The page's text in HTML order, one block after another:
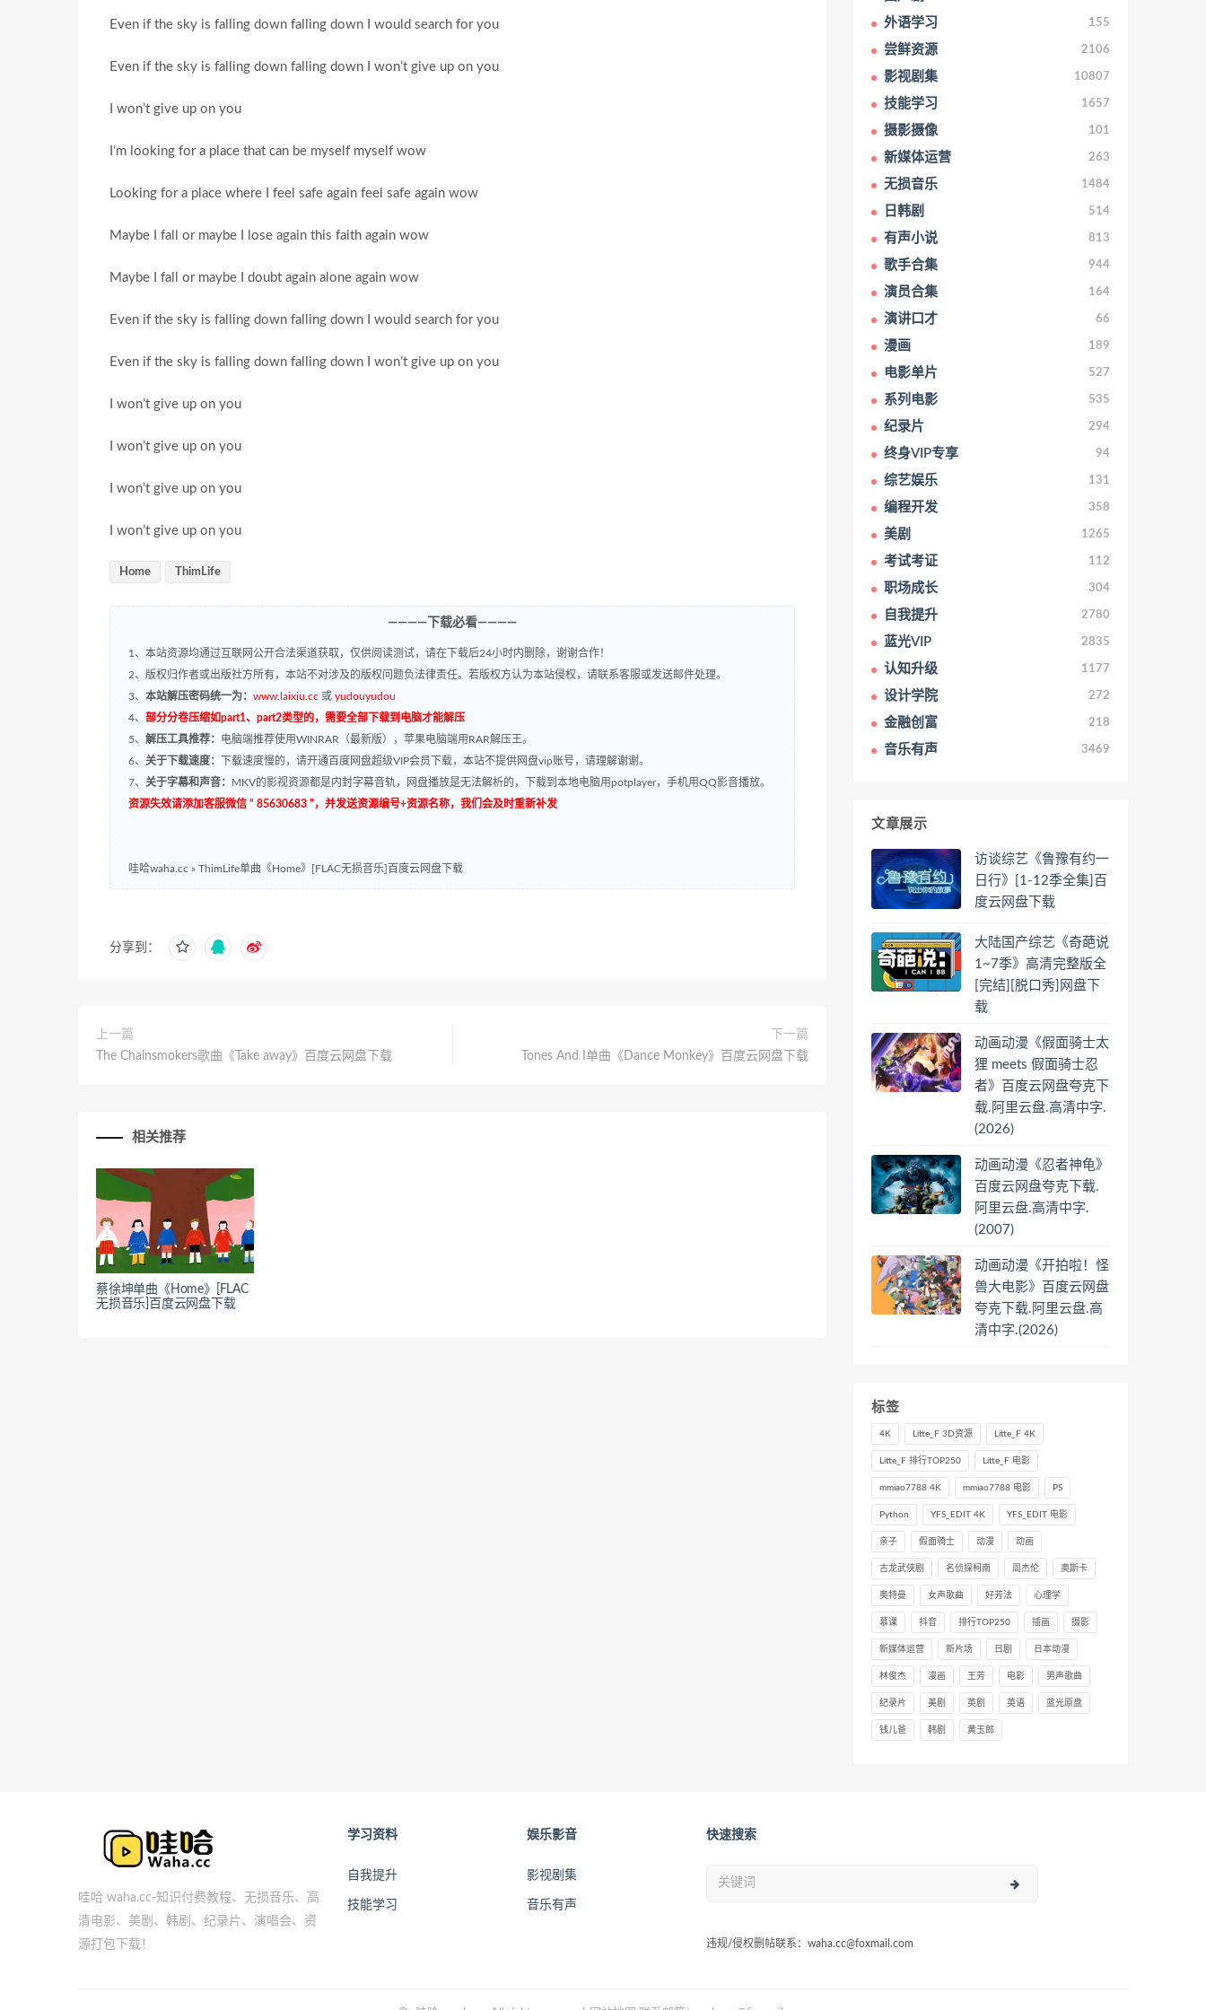
Even if the sky is falling down falling down I would search for you
Even if the sky is falling down falling down I won’t give up on you
I won’t give up on you
I’m looking for a place that can be myself myself wow
Looking for a place where I feel safe again feel safe again wow
Maybe I fall or maybe I lose again this faith again wow
Maybe I fall or maybe I doubt again alone again wow
Even if the sky is falling down falling down I would search for you
Even if the sky is falling down falling down I won’t give up on you
I won’t give up on you
I won’t give up on you
I won’t give up on you
I won’t give up on you
Home ThimLife
————下载必看————
1、本站资源均通过互联网公开合法渠道获取，仅供阅读测试，请在下载后24小时内删除，谢谢合作！
2、版权归作者或出版社方所有，本站不对涉及的版权问题负法律责任。若版权方认为本站侵权，请联系客服或发送邮件处理。
3、 本站解压密码统一为： www.laixiu.cc 或 yudouyudou
4、 部分分卷压缩如part1、part2类型的，需要全部下载到电脑才能解压
5、 解压工具推荐： 电脑端推荐使用WINRAR（最新版），苹果电脑端用RAR解压王。
6、 关于下载速度：
下载速度慢的，请开通百度网盘超级VIP会员下载，本站不提供网盘vip账号，请理解谢谢。
7、 关于字幕和声音： MKV的影视资源都是内封字幕音轨，网盘播放是无法解析的，下载到本地电脑用potplayer，手机用QQ影音播放。
资源失效请添加客服微信 “ 85630683 ”，并发送资源编号+资源名称，我们会及时重新补发
哇哈waha.cc » ThimLife单曲《Home》[FLAC无损音乐]百度云网盘下载
分享到：
上一篇
The Chainsmokers歌曲《Take away》百度云网盘下载
下一篇
Tones And I单曲《Dance Monkey》百度云网盘下载
相关推荐
蔡徐坤单曲《Home》[FLAC
无损音乐]百度云网盘下载
外语学习 155
尝鲜资源 2106
影视剧集 10807
技能学习 1657
摄影摄像 101
新媒体运营 263
无损音乐 1484
日韩剧 514
有声小说 813
歌手合集 944
演员合集 164
演讲口才 66
漫画 189
电影单片 527
系列电影 535
纪录片 294
终身VIP专享 94
综艺娱乐 131
编程开发 358
美剧 1265
考试考证 112
职场成长 304
自我提升 2780
蓝光VIP 2835
认知升级 1177
设计学院 272
金融创富 218
音乐有声 3469
文章展示
访谈综艺《鲁豫有约一
日行》[1-12季全集]百
度云网盘下载
大陆国产综艺《奇葩说
1~7季》高清完整版全
[完结][脱口秀]网盘下
载
动画动漫《假面骑士太
狸 meets 假面骑士忍
者》百度云网盘夸克下
载.阿里云盘.高清中字.
(2026)
动画动漫《忍者神龟》
百度云网盘夸克下载.
阿里云盘.高清中字.
(2007)
动画动漫《开拍啦！怪
兽大电影》百度云网盘
夸克下载.阿里云盘.高
清中字.(2026)
标签
4K Litte_F 3D资源 Litte_F 4K
Litte_F 排行TOP250 Litte_F 电影
mmiao7788 4K mmiao7788 电影 PS
Python YFS_EDIT 4K YFS_EDIT 电影
亲子 假面骑士 动漫 动画
古龙武侠剧 名侦探柯南 周杰伦 奥斯卡
奥特曼 女声歌曲 好芳法 心理学
慕课 抖音 排行TOP250 插画 摄影
新媒体运营 新片场 日剧 日本动漫
林俊杰 漫画 王芳 电影 男声歌曲
纪录片 美剧 英剧 英语 蓝光原盘
钱儿爸 韩剧 黄玉郎
哇哈 waha.cc-知识付费教程、无损音乐、高
清电影、美剧、韩剧、纪录片、演唱会、资
源打包下载！
学习资料
自我提升
技能学习
娱乐影音
影视剧集
音乐有声
快速搜索
违规/侵权删帖联系：waha.cc@foxmail.com